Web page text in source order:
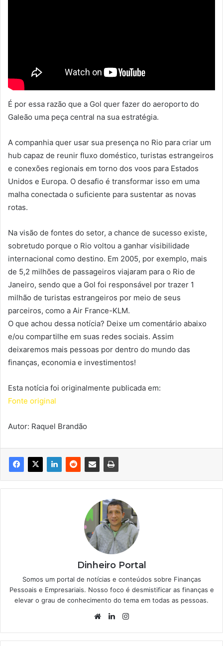
É por essa razão que a Gol quer fazer do aeroporto do
Galeão uma peça central na sua estratégia.
A companhia quer usar sua presença no Rio para criar um
hub capaz de reunir fluxo doméstico, turistas estrangeiros
e conexões regionais em torno dos voos para Estados
Unidos e Europa. O desafio é transformar isso em uma
malha conectada o suficiente para sustentar as novas
rotas.
Na visão de fontes do setor, a chance de sucesso existe,
sobretudo porque o Rio voltou a ganhar visibilidade
internacional como destino. Em 2005, por exemplo, mais
de 5,2 milhões de passageiros viajaram para o Rio de
Janeiro, sendo que a Gol foi responsável por trazer 1
milhão de turistas estrangeiros por meio de seus
parceiros, como a Air France-KLM.
O que achou dessa notícia? Deixe um comentário abaixo
e/ou compartilhe em suas redes sociais. Assim
deixaremos mais pessoas por dentro do mundo das
finanças, economia e investimentos!
Esta notícia foi originalmente publicada em:
Fonte original
Autor: Raquel Brandão
Dinheiro Portal
Somos um portal de notícias e conteúdos sobre Finanças
Pessoais e Empresariais. Nosso foco é desmistificar as finanças e
elevar o grau de conhecimento do tema em todas as pessoas.
WebsiteLinkedin